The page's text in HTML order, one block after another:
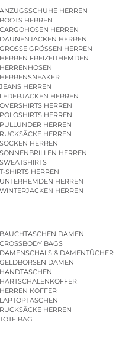
ANZUGSSCHUHE HERREN
BOOTS HERREN
CARGOHOSEN HERREN
DAUNENJACKEN HERREN
GROSSE GRÖSSEN HERREN
HERREN FREIZEITHEMDEN
HERRENHOSEN
HERRENSNEAKER
JEANS HERREN
LEDERJACKEN HERREN
OVERSHIRTS HERREN
POLOSHIRTS HERREN
PULLUNDER HERREN
RUCKSÄCKE HERREN
SOCKEN HERREN
SONNENBRILLEN HERREN
SWEATSHIRTS
T-SHIRTS HERREN
UNTERHEMDEN HERREN
WINTERJACKEN HERREN
BAUCHTASCHEN DAMEN
CROSSBODY BAGS
DAMENSCHALS & DAMENTÜCHER
GELDBÖRSEN DAMEN
HANDTASCHEN
HARTSCHALENKOFFER
HERREN KOFFER
LAPTOPTASCHEN
RUCKSÄCKE HERREN
TOTE BAG